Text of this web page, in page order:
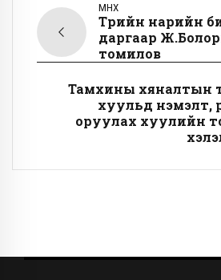
ӨМНӨХ
Төрийн нарийн
даргаар
томилов
Тамхины хяналтын
хуульд нэмэлт,
оруулах хуулийн